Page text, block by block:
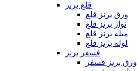
قلع برنز
ورق برنز قلع
نوار برنز قلع
میله برنز قلع
لوله برنز قلع
فسفر برنز
ورق برنز فسفر